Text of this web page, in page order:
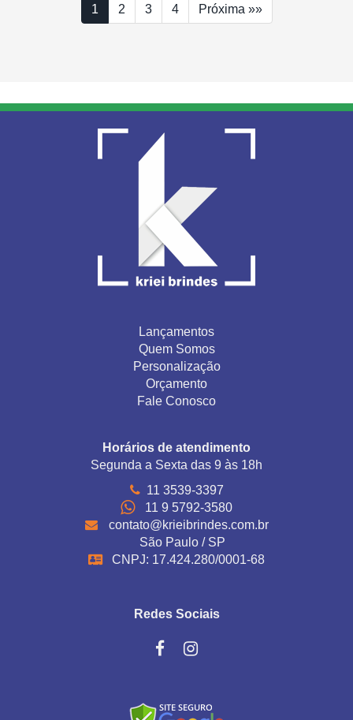
1 2 3 4 Próxima »»
Lançamentos
Quem Somos
Personalização
Orçamento
Fale Conosco
Horários de atendimento
Segunda a Sexta das 9 às 18h
11 3539-3397
11 9 5792-3580
contato@krieibrindes.com.br
São Paulo / SP
CNPJ: 17.424.280/0001-68
Redes Sociais